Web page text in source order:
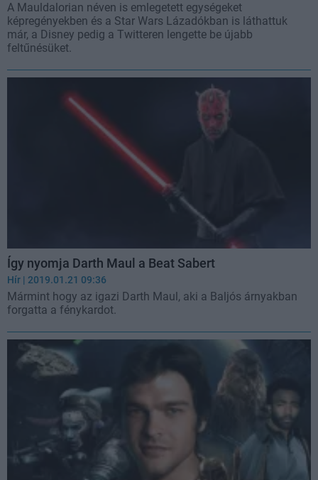
A Mauldalorian néven is emlegetett egységeket
képregényekben és a Star Wars Lázadókban is láthattuk
már, a Disney pedig a Twitteren lengette be újabb
feltűnésüket.
Így nyomja Darth Maul a Beat Sabert
Hír | 2019.01.21 09:36
Mármint hogy az igazi Darth Maul, aki a Baljós árnyakban
forgatta a fénykardot.